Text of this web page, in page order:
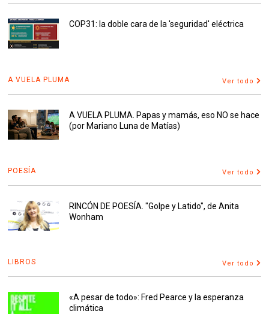
COP31: la doble cara de la 'seguridad' eléctrica
A VUELA PLUMA Ver todo
A VUELA PLUMA. Papas y mamás, eso NO se hace
(por Mariano Luna de Matías)
POESÍA Ver todo
RINCÓN DE POESÍA. "Golpe y Latido", de Anita
Wonham
LIBROS Ver todo
«A pesar de todo»: Fred Pearce y la esperanza
climática